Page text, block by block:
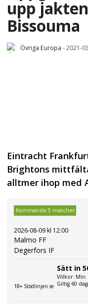
upp
Bissouma
Övriga Europa -2021-
Eintracht
Brightons
alltmer ihop med
Kommande 5 matcher
2026-08-09 kl 12:00
Malmo FF
Degerfors IF
18+ Stödlinjen.se
Sätt in
Villkor: Min.
Giltig 60